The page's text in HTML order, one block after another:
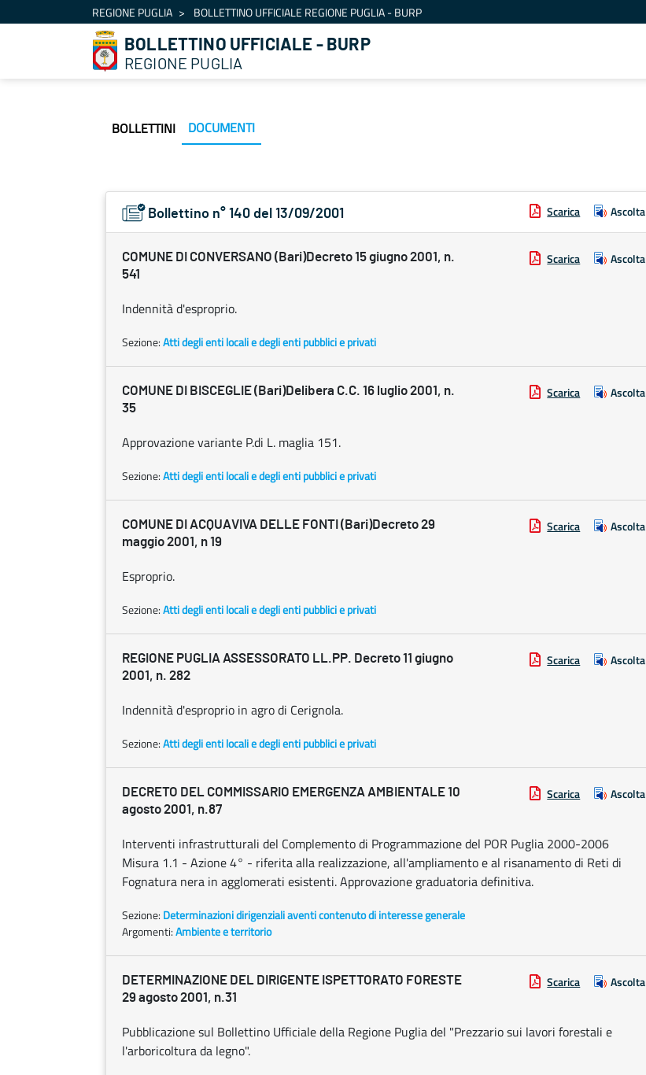
Skip to ContentREGIONE PUGLIA BOLLETTINO UFFICIALE REGIONE PUGLIA - BURP
BOLLETTINO UFFICIALE - BURP
REGIONE PUGLIA
BOLLETTINI DOCUMENTI
Bollettino n° 140 del 13/09/2001 Scarica Ascolta
COMUNE DI CONVERSANO (Bari)Decreto 15 giugno 2001, n.
541
Scarica Ascolta
Indennità d'esproprio.
Sezione:Atti degli enti locali e degli enti pubblici e privati
COMUNE DI BISCEGLIE (Bari)Delibera C.C. 16 luglio 2001, n.
35
Scarica Ascolta
Approvazione variante P.di L. maglia 151.
Sezione:Atti degli enti locali e degli enti pubblici e privati
COMUNE DI ACQUAVIVA DELLE FONTI (Bari)Decreto 29
maggio 2001, n 19
Scarica Ascolta
Esproprio.
Sezione:Atti degli enti locali e degli enti pubblici e privati
REGIONE PUGLIA ASSESSORATO LL.PP. Decreto 11 giugno
2001, n. 282
Scarica Ascolta
Indennità d'esproprio in agro di Cerignola.
Sezione:Atti degli enti locali e degli enti pubblici e privati
DECRETO DEL COMMISSARIO EMERGENZA AMBIENTALE 10
agosto 2001, n.87
Scarica Ascolta
Interventi infrastrutturali del Complemento di Programmazione del POR Puglia 2000-2006
Misura 1.1 - Azione 4° - riferita alla realizzazione, all'ampliamento e al risanamento di Reti di
Fognatura nera in agglomerati esistenti. Approvazione graduatoria definitiva.
Sezione: Determinazioni dirigenziali aventi contenuto di interesse generale
Argomenti:Ambiente e territorio
DETERMINAZIONE DEL DIRIGENTE ISPETTORATO FORESTE
29 agosto 2001, n.31
Scarica Ascolta
Pubblicazione sul Bollettino Ufficiale della Regione Puglia del "Prezzario sui lavori forestali e
l'arboricoltura da legno".